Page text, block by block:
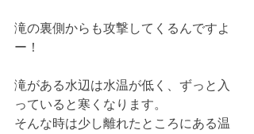
滝の裏側からも攻撃してくるんですよ
ー！
滝がある水辺は水温が低く、ずっと入
っていると寒くなります。
そんな時は少し離れたところにある温